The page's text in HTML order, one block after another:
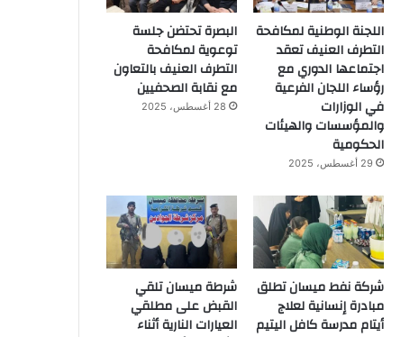
اللجنة الوطنية لمكافحة
التطرف العنيف تعقد
اجتماعها الدوري مع
رؤساء اللجان الفرعية
في الوزارات
والمؤسسات والهيئات
الحكومية
29 أغسطس، 2025
البصرة تحتضن جلسة
توعوية لمكافحة
التطرف العنيف بالتعاون
مع نقابة الصحفيين
28 أغسطس، 2025
شركة نفط ميسان تطلق
مبادرة إنسانية لعلاج
أيتام مدرسة كافل اليتيم
شرطة ميسان تلقي
القبض على مطلقي
العيارات النارية أثناء